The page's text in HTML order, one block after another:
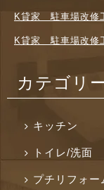
K貸家 駐車場改修
K貸家 駐車場改修
カテゴリ
キッチン
トイレ/洗面
プチリフォー